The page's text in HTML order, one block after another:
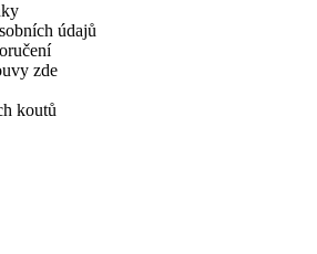
údajů
zde
koutů